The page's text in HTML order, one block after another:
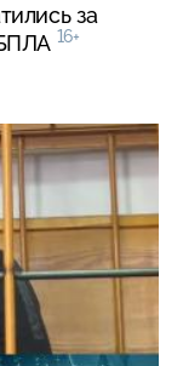
за
16+